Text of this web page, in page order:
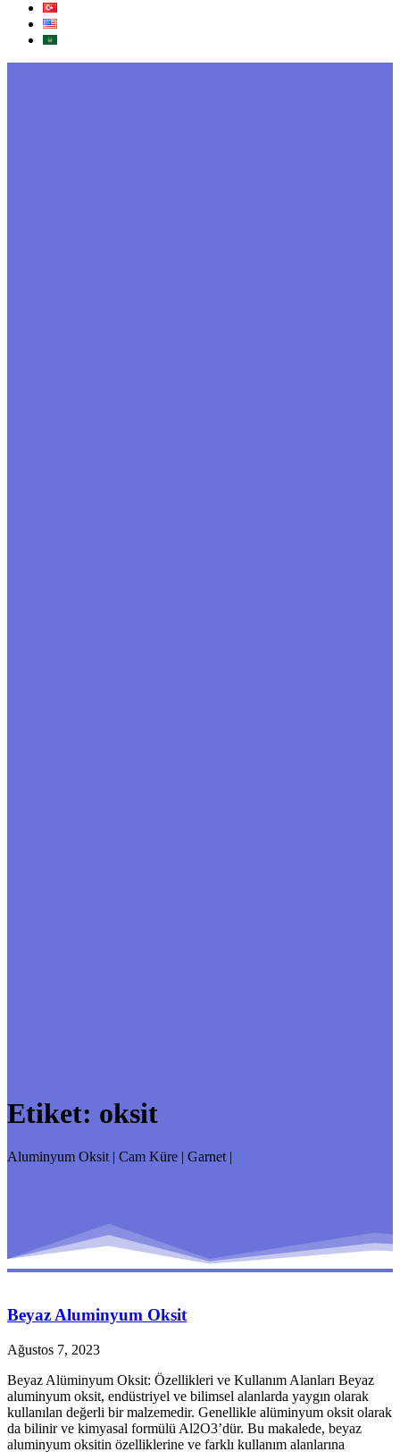
Etiket: oksit
Aluminyum Oksit | Cam Küre | Garnet |
Beyaz Aluminyum Oksit
Ağustos 7, 2023
Beyaz Alüminyum Oksit: Özellikleri ve Kullanım Alanları Beyaz
aluminyum oksit, endüstriyel ve bilimsel alanlarda yaygın olarak
kullanılan değerli bir malzemedir. Genellikle alüminyum oksit olarak
da bilinir ve kimyasal formülü Al2O3’dür. Bu makalede, beyaz
aluminyum oksitin özelliklerine ve farklı kullanım alanlarına